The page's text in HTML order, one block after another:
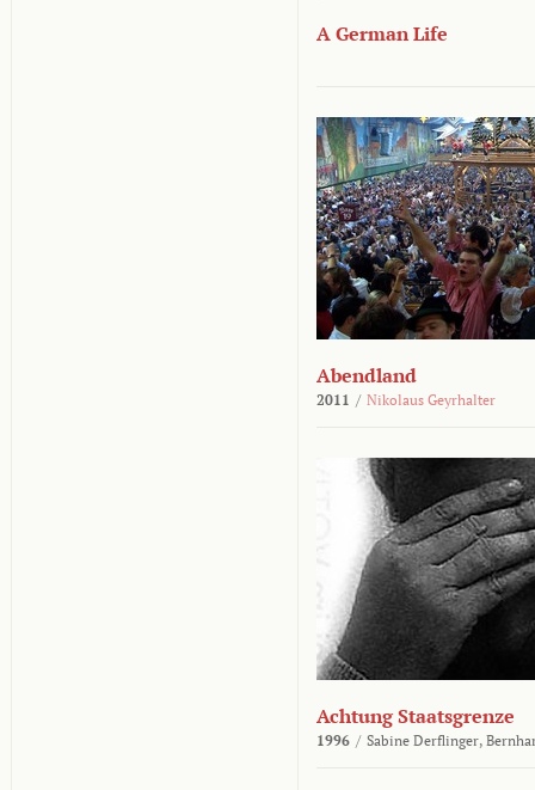
A German Life
Abendland
2011 / Nikolaus Geyrhalter
Achtung Staatsgrenze
1996 / Sabine Derflinger,